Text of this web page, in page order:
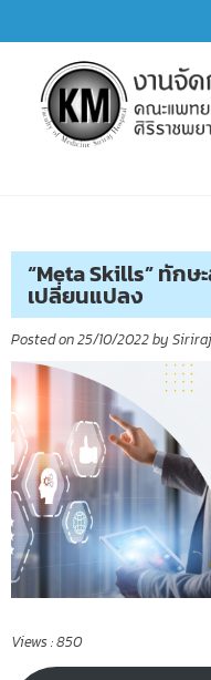
to
content
“Meta Skills” ทักษ
เปลี่ยนแปลง
Posted on25/10/2022by
Views :850